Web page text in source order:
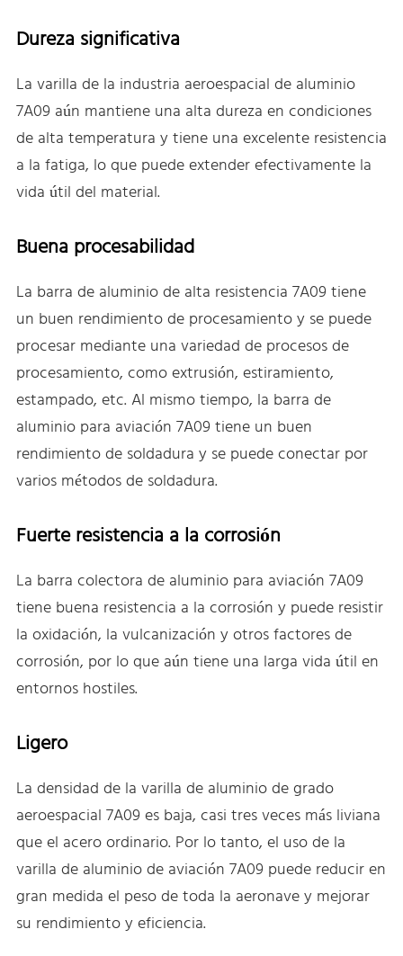
Dureza significativa
La varilla de la industria aeroespacial de aluminio
7A09 aún mantiene una alta dureza en condiciones
de alta temperatura y tiene una excelente resistencia
a la fatiga, lo que puede extender efectivamente la
vida útil del material.
Buena procesabilidad
La barra de aluminio de alta resistencia 7A09 tiene
un buen rendimiento de procesamiento y se puede
procesar mediante una variedad de procesos de
procesamiento, como extrusión, estiramiento,
estampado, etc. Al mismo tiempo, la barra de
aluminio para aviación 7A09 tiene un buen
rendimiento de soldadura y se puede conectar por
varios métodos de soldadura.
Fuerte resistencia a la corrosión
La barra colectora de aluminio para aviación 7A09
tiene buena resistencia a la corrosión y puede resistir
la oxidación, la vulcanización y otros factores de
corrosión, por lo que aún tiene una larga vida útil en
entornos hostiles.
Ligero
La densidad de la varilla de aluminio de grado
aeroespacial 7A09 es baja, casi tres veces más liviana
que el acero ordinario. Por lo tanto, el uso de la
varilla de aluminio de aviación 7A09 puede reducir en
gran medida el peso de toda la aeronave y mejorar
su rendimiento y eficiencia.